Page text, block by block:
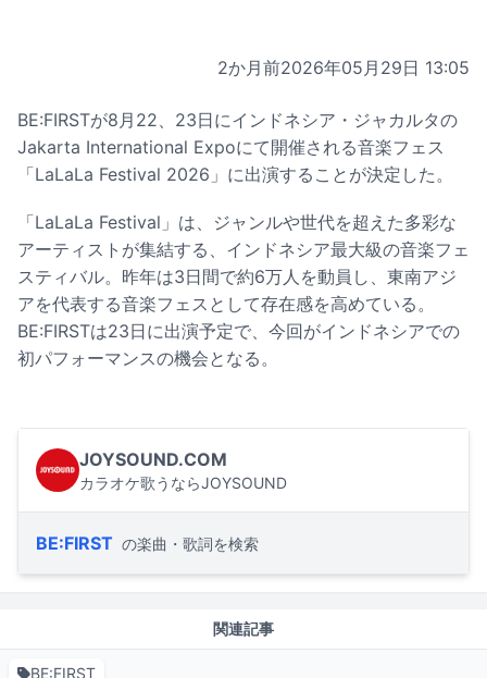
2か月前2026年05月29日 13:05
BE:FIRSTが8月22、23日にインドネシア・ジャカルタの
Jakarta International Expoにて開催される音楽フェス
「LaLaLa Festival 2026」に出演することが決定した。
「LaLaLa Festival」は、ジャンルや世代を超えた多彩な
アーティストが集結する、インドネシア最大級の音楽フェ
スティバル。昨年は3日間で約6万人を動員し、東南アジ
アを代表する音楽フェスとして存在感を高めている。
BE:FIRSTは23日に出演予定で、今回がインドネシアでの
初パフォーマンスの機会となる。
JOYSOUND.COM
カラオケ歌うならJOYSOUND
BE:FIRST の楽曲・歌詞を検索
関連記事
BE:FIRST